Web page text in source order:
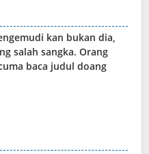
kan bukan dia,
salah sangka. Orang
baca judul doang